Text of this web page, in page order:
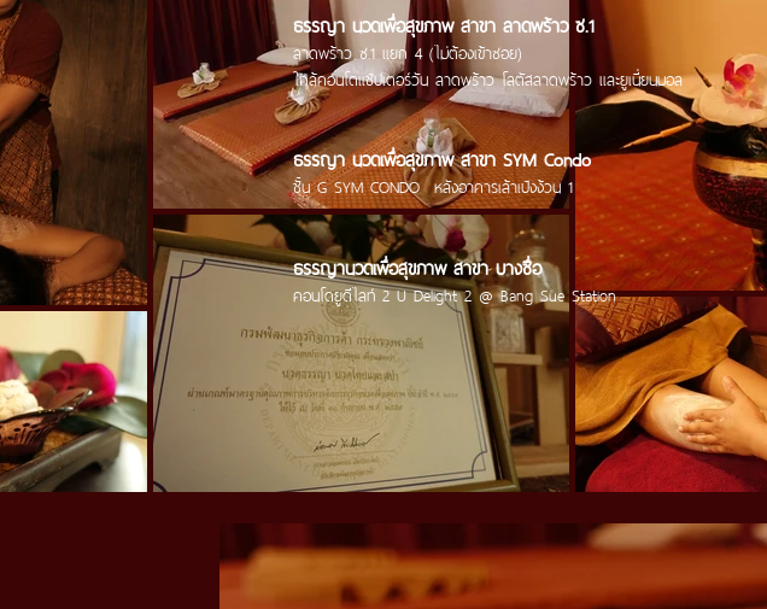
ธรรญา นวดเพื่อสุขภาพสาขา ลาดพร้าว ซ.1
ลาดพร้าว ซ.1 แยก 4 (ไม่ต้องเข้าซอย)
ใกล้คอนโดแช้ปเตอร์วัน ลาดพร้าวโลตัสลาดพร้าว และยูเนี่ยนมอล
ธรรญา นวดเพื่อสุขภาพ สาขา SYM Condo
ชั้น G SYM CONDOหลังอาคารเล้าเป้งง้วน 1
ธรรญานวดเพื่อสุขภาพ สาขา บางซื่อ
คอนโดยูดีไลท์ 2 U Delight 2 @ Bang Sue Station